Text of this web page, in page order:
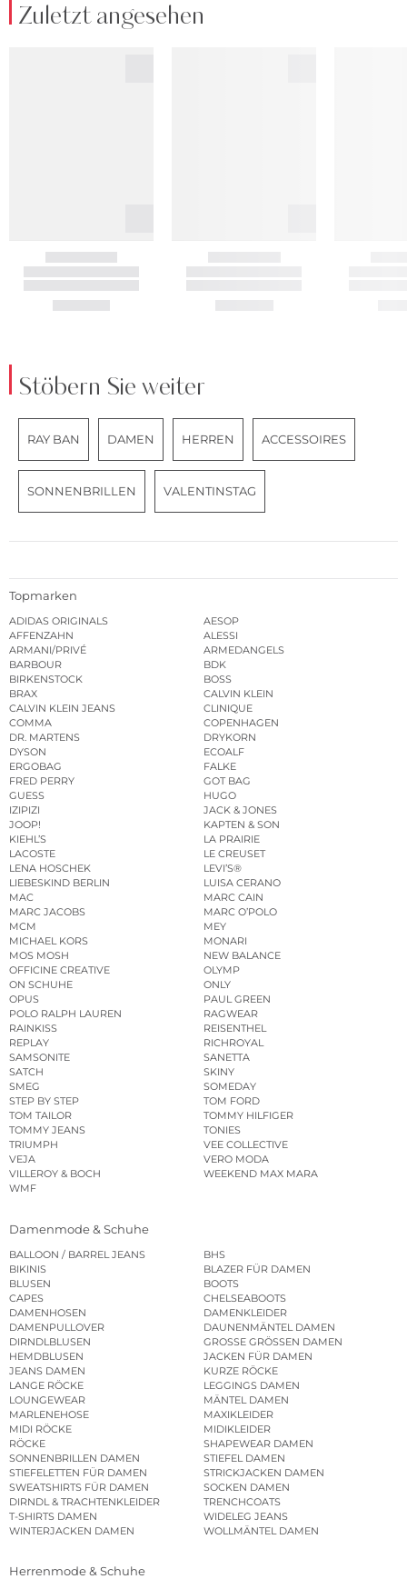
Zuletzt angesehen
Stöbern Sie weiter
RAY BAN DAMEN HERREN ACCESSOIRES
SONNENBRILLEN VALENTINSTAG
Topmarken
ADIDAS ORIGINALS
AESOP
AFFENZAHN
ALESSI
ARMANI/PRIVÉ
ARMEDANGELS
BARBOUR
BDK
BIRKENSTOCK
BOSS
BRAX
CALVIN KLEIN
CALVIN KLEIN JEANS
CLINIQUE
COMMA
COPENHAGEN
DR. MARTENS
DRYKORN
DYSON
ECOALF
ERGOBAG
FALKE
FRED PERRY
GOT BAG
GUESS
HUGO
IZIPIZI
JACK & JONES
JOOP!
KAPTEN & SON
KIEHL’S
LA PRAIRIE
LACOSTE
LE CREUSET
LENA HOSCHEK
LEVI’S®
LIEBESKIND BERLIN
LUISA CERANO
MAC
MARC CAIN
MARC JACOBS
MARC O’POLO
MCM
MEY
MICHAEL KORS
MONARI
MOS MOSH
NEW BALANCE
OFFICINE CREATIVE
OLYMP
ON SCHUHE
ONLY
OPUS
PAUL GREEN
POLO RALPH LAUREN
RAGWEAR
RAINKISS
REISENTHEL
REPLAY
RICHROYAL
SAMSONITE
SANETTA
SATCH
SKINY
SMEG
SOMEDAY
STEP BY STEP
TOM FORD
TOM TAILOR
TOMMY HILFIGER
TOMMY JEANS
TONIES
TRIUMPH
VEE COLLECTIVE
VEJA
VERO MODA
VILLEROY & BOCH
WEEKEND MAX MARA
WMF
Damenmode & Schuhe
BALLOON / BARREL JEANS
BHS
BIKINIS
BLAZER FÜR DAMEN
BLUSEN
BOOTS
CAPES
CHELSEABOOTS
DAMENHOSEN
DAMENKLEIDER
DAMENPULLOVER
DAUNENMÄNTEL DAMEN
DIRNDLBLUSEN
GROSSE GRÖSSEN DAMEN
HEMDBLUSEN
JACKEN FÜR DAMEN
JEANS DAMEN
KURZE RÖCKE
LANGE RÖCKE
LEGGINGS DAMEN
LOUNGEWEAR
MÄNTEL DAMEN
MARLENEHOSE
MAXIKLEIDER
MIDI RÖCKE
MIDIKLEIDER
RÖCKE
SHAPEWEAR DAMEN
SONNENBRILLEN DAMEN
STIEFEL DAMEN
STIEFELETTEN FÜR DAMEN
STRICKJACKEN DAMEN
SWEATSHIRTS FÜR DAMEN
SOCKEN DAMEN
DIRNDL & TRACHTENKLEIDER
TRENCHCOATS
T-SHIRTS DAMEN
WIDELEG JEANS
WINTERJACKEN DAMEN
WOLLMÄNTEL DAMEN
Herrenmode & Schuhe